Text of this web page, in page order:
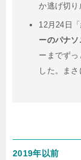
か逃げ切り
12月24日
ーのパナ
ーまでず
した。ま
2019年以前